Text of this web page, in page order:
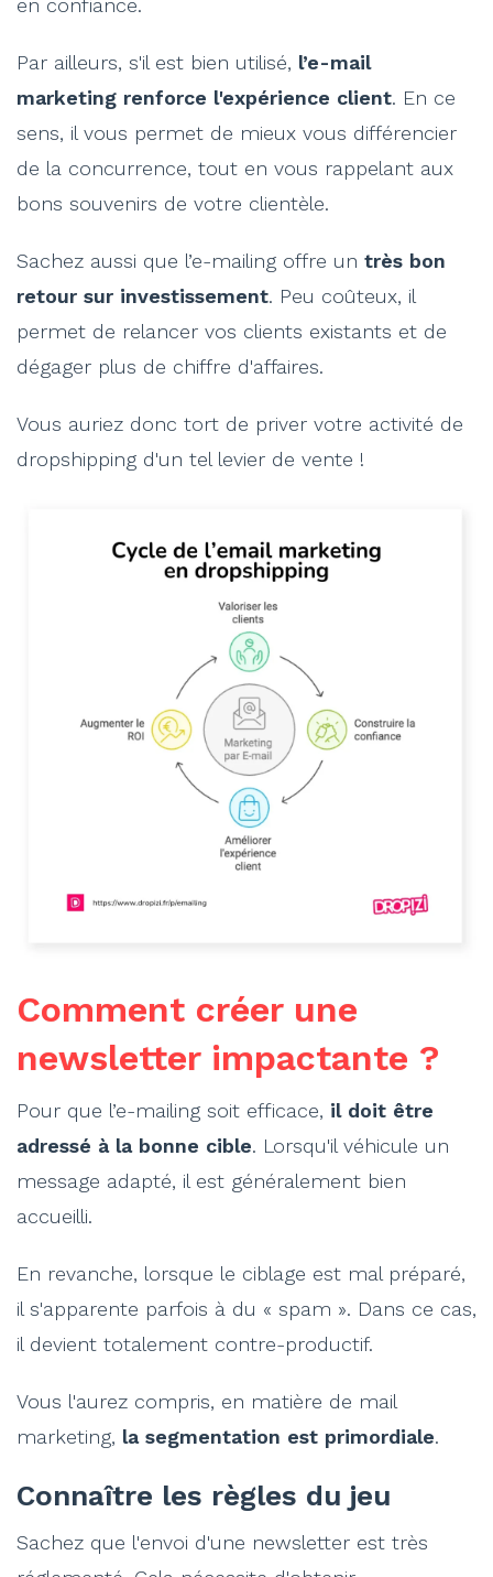
en confiance.
Par ailleurs, s'il est bien utilisé, l’e-mail
marketing renforce l'expérience client. En ce
sens, il vous permet de mieux vous différencier
de la concurrence, tout en vous rappelant aux
bons souvenirs de votre clientèle.
Sachez aussi que l’e-mailing offre un très bon
retour sur investissement. Peu coûteux, il
permet de relancer vos clients existants et de
dégager plus de chiffre d'affaires.
Vous auriez donc tort de priver votre activité de
dropshipping d'un tel levier de vente !
Comment créer une
newsletter impactante ?
Pour que l’e-mailing soit efficace, il doit être
adressé à la bonne cible. Lorsqu'il véhicule un
message adapté, il est généralement bien
accueilli.
En revanche, lorsque le ciblage est mal préparé,
il s'apparente parfois à du « spam ». Dans ce cas,
il devient totalement contre-productif.
Vous l'aurez compris, en matière de mail
marketing, la segmentation est primordiale.
Connaître les règles du jeu
Sachez que l'envoi d'une newsletter est très